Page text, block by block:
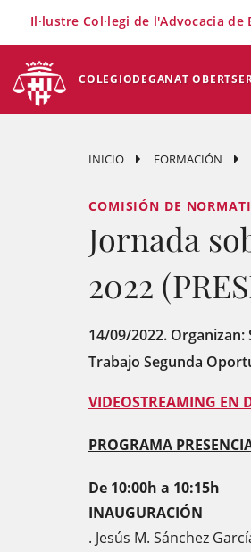
COLEGIODEGANAT OBERT
Il·lustre Col·legi de l'Advocacia de
INICIO FORMACIÓN
COMISIÓN DE
Jornada
2022
14/09/2022.
Trabajo Segunda
VIDEOSTREAMING EN
PROGRAMA
De 10:00h a 10:15h
INAUGURACIÓN
. Jesús M. Sánchez